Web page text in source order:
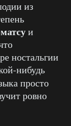
из
и
ностальгии
нибудь
просто
ровно